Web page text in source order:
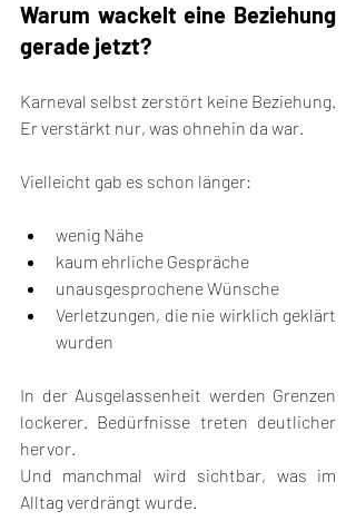
Warum wackelt eine Beziehung
gerade jetzt?
Karneval selbst zerstört keine Beziehung.
Er verstärkt nur, was ohnehin da war.
Vielleicht gab es schon länger:
wenig Nähe
kaum ehrliche Gespräche
unausgesprochene Wünsche
Verletzungen, die nie wirklich geklärt
wurden
In der Ausgelassenheit werden Grenzen
lockerer. Bedürfnisse treten deutlicher
hervor.
Und manchmal wird sichtbar, was im
Alltag verdrängt wurde.